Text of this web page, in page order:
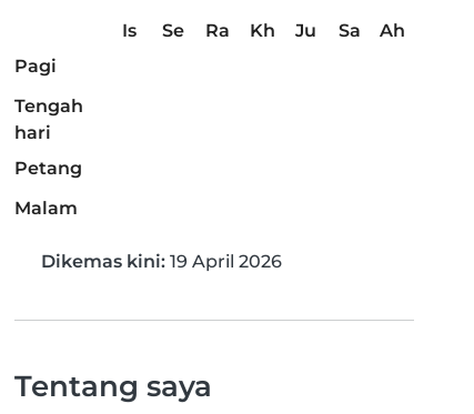
Is Se Ra Kh Ju Sa
Ah
Pagi
Tengah
hari
Petang
Malam
Dikemas kini: 19 April 2026
Tentang saya